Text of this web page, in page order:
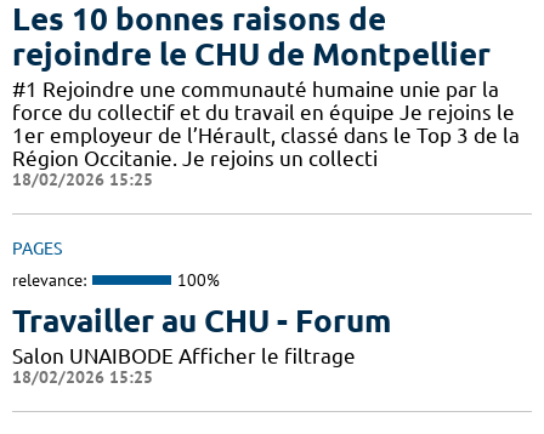
Les 10 bonnes raisons de
rejoindre le CHU de Montpellier
#1 Rejoindre une communauté humaine unie par la
force du collectif et du travail en équipe Je rejoins le
1er employeur de l’Hérault, classé dans le Top 3 de la
Région Occitanie. Je rejoins un collecti
18/02/2026 15:25
PAGES
relevance: 100%
Travailler au CHU - Forum
Salon UNAIBODE Afficher le filtrage
18/02/2026 15:25